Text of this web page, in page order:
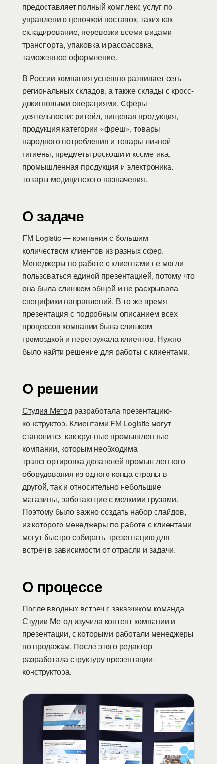
предоставляет полный комплекс услуг по
управлению цепочкой поставок, таких как
складирование, перевозки всеми видами
транспорта, упаковка и расфасовка,
таможенное оформление.
В России компания успешно развивает сеть
региональных складов, а также склады с кросс-
докинговыми операциями. Сферы
деятельности: ритейл, пищевая продукция,
продукция категории «фреш», товары
народного потребления и товары личной
гигиены, предметы роскоши и косметика,
промышленная продукция и электроника,
товары медицинского назначения.
О задаче
FM Logistic — компания с большим
количеством клиентов из разных сфер.
Менеджеры по работе с клиентами не могли
пользоваться единой презентацией, потому что
она была слишком общей и не раскрывала
специфики направлений. В то же время
презентация с подробным описанием всех
процессов компании была слишком
громоздкой и перегружала клиентов. Нужно
было найти решение для работы с клиентами.
О решении
Студия Метод разработала презентацию-
конструктор. Клиентами FM Logistic могут
становится как крупные промышленные
компании, которым необходима
транспортировка делателей промышленного
оборудования из одного конца страны в
другой, так и относительно небольшие
магазины, работающие с мелкими грузами.
Поэтому было важно создать набор слайдов,
из которого менеджеры по работе с клиентами
могут быстро собирать презентацию для
встреч в зависимости от отрасли и задачи.
О процессе
После вводных встреч с заказчиком команда
Студии Метод изучила контент компании и
презентации, с которыми работали менеджеры
по продажам. После этого редактор
разработала структуру презентации-
конструктора.